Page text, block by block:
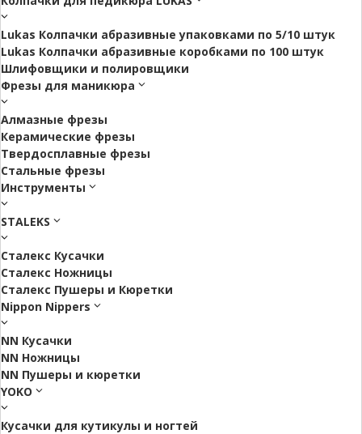
Lukas Колпачки абразивные упаковками по 5/10 штук
Lukas Колпачки абразивные коробками по 100 штук
Шлифовщики и полировщики
Фрезы для маникюра
Алмазные фрезы
Керамические фрезы
Твердосплавные фрезы
Стальные фрезы
Инструменты
STALEKS
Сталекс Кусачки
Сталекс Ножницы
Сталекс Пушеры и Кюретки
Nippon Nippers
NN Кусачки
NN Ножницы
NN Пушеры и кюретки
YOKO
Кусачки для кутикулы и ногтей